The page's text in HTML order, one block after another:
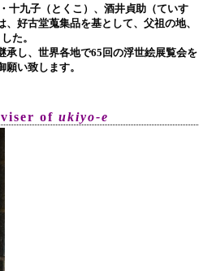
十九子（とくこ）、酒井貞助（ていす
好古堂蒐集品を基として、父祖の地、
た。
し、世界各地で65回の浮世絵展覧会を
い致します。
of ukiyo-e